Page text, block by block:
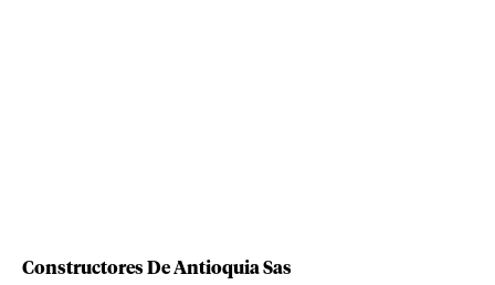
Constructores De Antioquia Sas